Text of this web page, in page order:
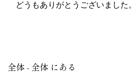
どうもありがとうございました。
全体 - 全体 にある